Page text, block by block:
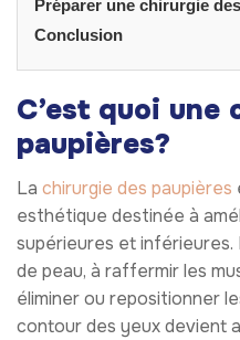
Préparer une chirurgie
Conclusion
C’est quoi une
paupières?
La chirurgie des paupières
esthétique destinée à
supérieures et inférieures.
de peau, à raffermir les
éliminer ou repositionner
contour des yeux devient